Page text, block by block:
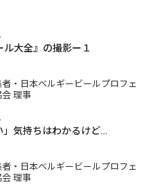
ル大全』の撮影ー１
・日本ベルギービールプロフェ
会 理事
」気持ちはわかるけど…
・日本ベルギービールプロフェ
会 理事